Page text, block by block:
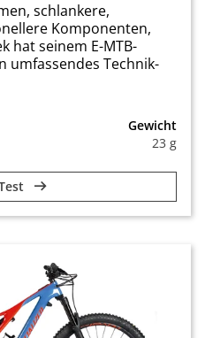
schlankere,
Komponenten,
hat seinem E-MTB-
umfassendes Technik-
Gewicht
23 g